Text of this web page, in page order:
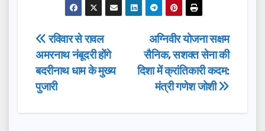
c
e
b
o
o
k
st
o
d
o
ail ar
Post
navigation
अग्निवीर योजना सक्षम
सैनिक, सशक्त सेना की
दिशा में क्रांतिकारी कदम:
मंत्री गणेश जोशी
रविवार से रावल
अमरनाथ नंबूदरी होंगे
बदरीनाथ धाम के मुख्य
पुजारी